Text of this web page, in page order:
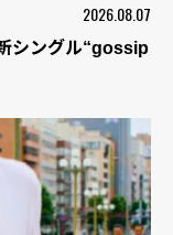
2026.08.07
シングル“gossip